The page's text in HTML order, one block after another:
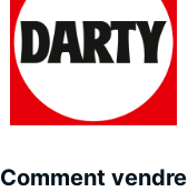
Comment vendre